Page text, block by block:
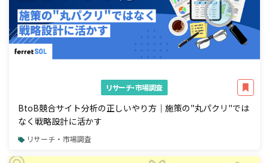
リサーチ・市場調査
BtoB競合サイト分析の正しいやり方｜施策の"丸パクリ"では
なく戦略設計に活かす
リサーチ・市場調査